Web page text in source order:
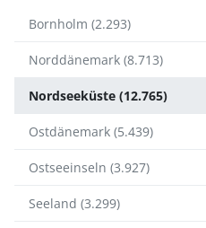
Bornholm (2.293)
Norddänemark (8.713)
Nordseeküste (12.765)
Ostdänemark (5.439)
Ostseeinseln (3.927)
Seeland (3.299)